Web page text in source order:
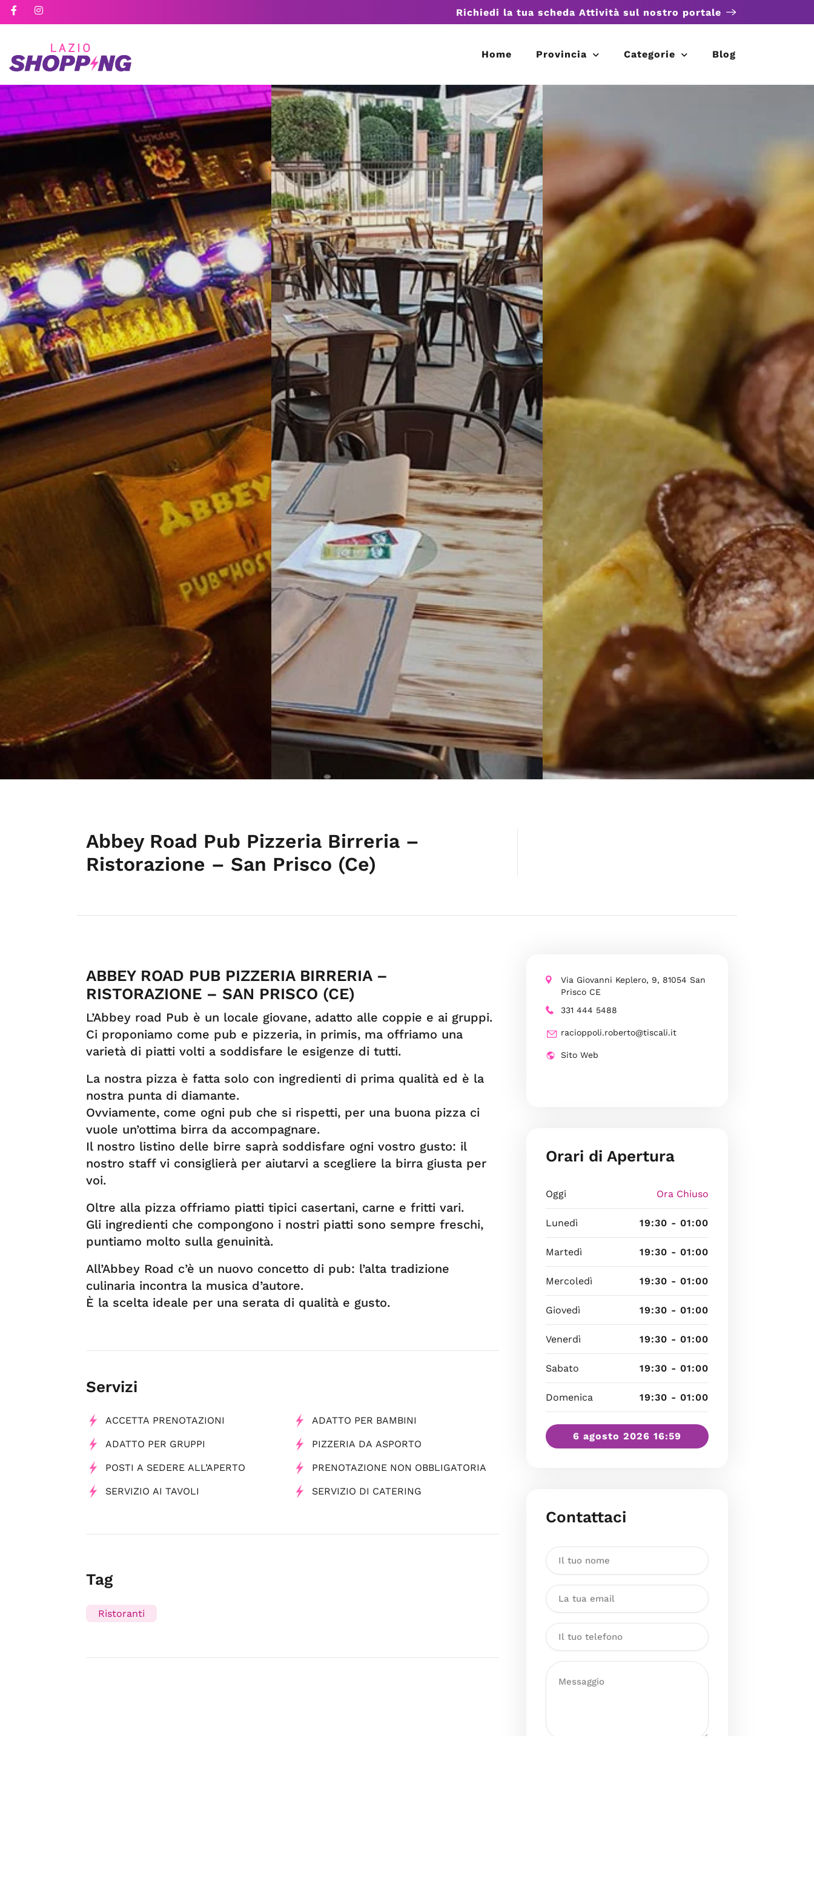
Richiedi la tua scheda Attività sul nostro portale
Home Provincia Categorie Blog
Abbey Road Pub Pizzeria Birreria –
Ristorazione – San Prisco (Ce)
ABBEY ROAD PUB PIZZERIA BIRRERIA –
RISTORAZIONE – SAN PRISCO (CE)
L’Abbey road Pub è un locale giovane, adatto alle coppie e ai gruppi.
Ci proponiamo come pub e pizzeria, in primis, ma offriamo una
varietà di piatti volti a soddisfare le esigenze di tutti.
La nostra pizza è fatta solo con ingredienti di prima qualità ed è la
nostra punta di diamante.
Ovviamente, come ogni pub che si rispetti, per una buona pizza ci
vuole un’ottima birra da accompagnare.
Il nostro listino delle birre saprà soddisfare ogni vostro gusto: il
nostro staff vi consiglierà per aiutarvi a scegliere la birra giusta per
voi.
Oltre alla pizza offriamo piatti tipici casertani, carne e fritti vari.
Gli ingredienti che compongono i nostri piatti sono sempre freschi,
puntiamo molto sulla genuinità.
All’Abbey Road c’è un nuovo concetto di pub: l’alta tradizione
culinaria incontra la musica d’autore.
È la scelta ideale per una serata di qualità e gusto.
Servizi
ACCETTA PRENOTAZIONI ADATTO PER BAMBINI
ADATTO PER GRUPPI PIZZERIA DA ASPORTO
POSTI A SEDERE ALL’APERTO PRENOTAZIONE NON OBBLIGATORIA
SERVIZIO AI TAVOLI SERVIZIO DI CATERING
Tag
Ristoranti
Via Giovanni Keplero, 9, 81054 San
Prisco CE
331 444 5488
racioppoli.roberto@tiscali.it
Sito Web
Orari di Apertura
Oggi Ora Chiuso
Lunedì 19:30 - 01:00
Martedì 19:30 - 01:00
Mercoledì 19:30 - 01:00
Giovedì 19:30 - 01:00
Venerdì 19:30 - 01:00
Sabato 19:30 - 01:00
Domenica 19:30 - 01:00
6 agosto 2026 16:59
Contattaci